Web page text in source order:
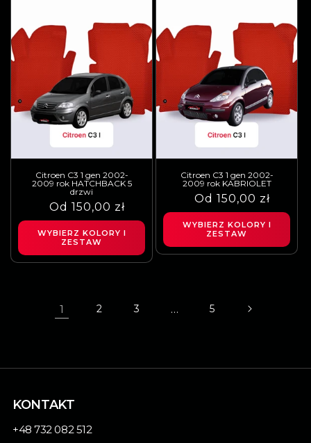
Citroen C3 1 gen 2002-
2009 rok HATCHBACK 5
drzwi
Cena
regularna
Cena
sprzedaży
Od 150,00 zł
WYBIERZ KOLORY I
ZESTAW
Citroen C3 1 gen 2002-
2009 rok KABRIOLET
Cena
regularna
Cena
sprzedaży
Od 150,00 zł
WYBIERZ KOLORY I
ZESTAW
1 2 3 … 5
KONTAKT
+48 732 082 512